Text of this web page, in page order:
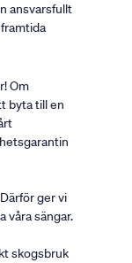
ansvarsfullt
Om
byta till en
ger vi
våra sängar.
skogsbruk